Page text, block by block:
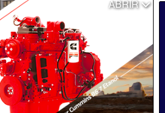
ABRIR